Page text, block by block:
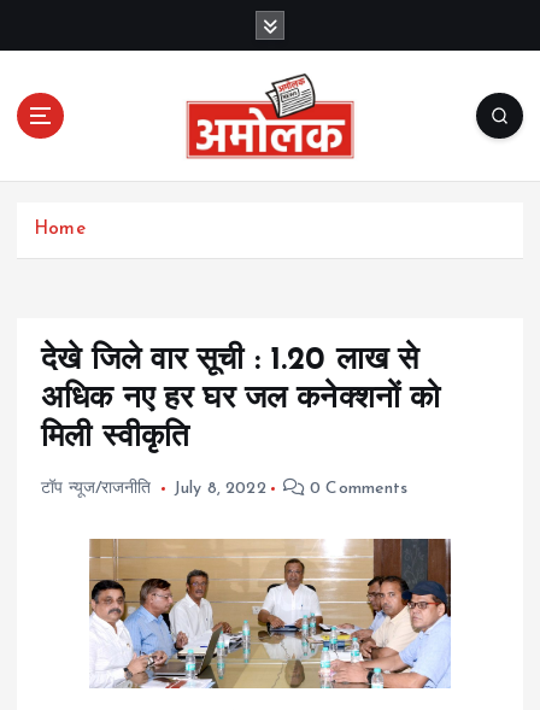
c
Amolak News
Home
देखे जिले वार सूची : 1.20 लाख से
अधिक नए हर घर जल कनेक्शनों को
मिली स्वीकृति
टॉप न्यूज/राजनीति July 8, 2022 0 Comments